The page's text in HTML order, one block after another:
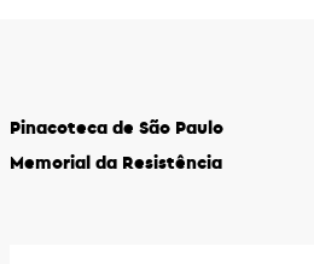
Pinacoteca de São Paulo
Memorial da Resistência